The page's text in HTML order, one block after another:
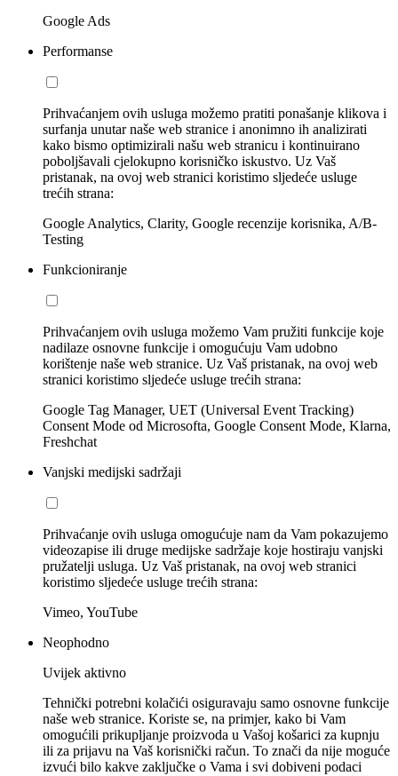
Google Ads
Performanse
Prihvaćanjem ovih usluga možemo pratiti ponašanje klikova i
surfanja unutar naše web stranice i anonimno ih analizirati
kako bismo optimizirali našu web stranicu i kontinuirano
poboljšavali cjelokupno korisničko iskustvo. Uz Vaš
pristanak, na ovoj web stranici koristimo sljedeće usluge
trećih strana:
Google Analytics, Clarity, Google recenzije korisnika, A/B-
Testing
Funkcioniranje
Prihvaćanjem ovih usluga možemo Vam pružiti funkcije koje
nadilaze osnovne funkcije i omogućuju Vam udobno
korištenje naše web stranice. Uz Vaš pristanak, na ovoj web
stranici koristimo sljedeće usluge trećih strana:
Google Tag Manager, UET (Universal Event Tracking)
Consent Mode od Microsofta, Google Consent Mode, Klarna,
Freshchat
Vanjski medijski sadržaji
Prihvaćanje ovih usluga omogućuje nam da Vam pokazujemo
videozapise ili druge medijske sadržaje koje hostiraju vanjski
pružatelji usluga. Uz Vaš pristanak, na ovoj web stranici
koristimo sljedeće usluge trećih strana:
Vimeo, YouTube
Neophodno
Uvijek aktivno
Tehnički potrebni kolačići osiguravaju samo osnovne funkcije
naše web stranice. Koriste se, na primjer, kako bi Vam
omogućili prikupljanje proizvoda u Vašoj košarici za kupnju
ili za prijavu na Vaš korisnički račun. To znači da nije moguće
izvući bilo kakve zaključke o Vama i svi dobiveni podaci